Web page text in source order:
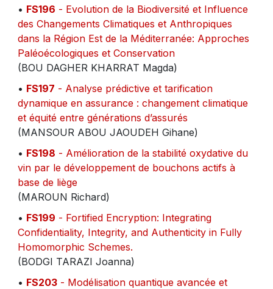
• FS196 - Evolution de la Biodiversité et Influence
des Changements Climatiques et Anthropiques
dans la Région Est de la Méditerranée: Approches
Paléoécologiques et Conservation
(BOU DAGHER KHARRAT Magda)
• FS197 - Analyse prédictive et tarification
dynamique en assurance : changement climatique
et équité entre générations d’assurés
(MANSOUR ABOU JAOUDEH Gihane)
• FS198 - Amélioration de la stabilité oxydative du
vin par le développement de bouchons actifs à
base de liège
(MAROUN Richard)
• FS199 - Fortified Encryption: Integrating
Confidentiality, Integrity, and Authenticity in Fully
Homomorphic Schemes.
(BODGI TARAZI Joanna)
• FS203 - Modélisation quantique avancée et